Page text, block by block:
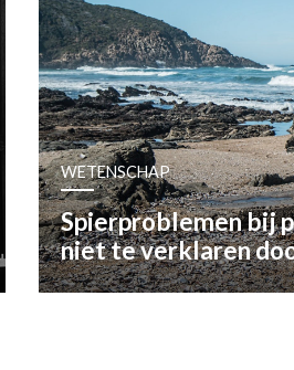
WETENSCHAP
Spierproblemen bij
niet te verklaren